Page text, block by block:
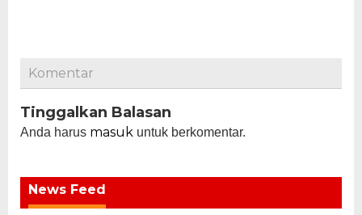
Komentar
Tinggalkan Balasan
Anda harus masuk untuk berkomentar.
News Feed